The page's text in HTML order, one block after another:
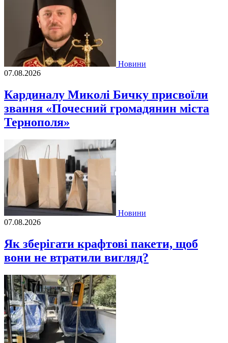
Новини
07.08.2026
Кардиналу Миколі Бичку присвоїли
звання «Почесний громадянин міста
Тернополя»
Новини
07.08.2026
Як зберігати крафтові пакети, щоб
вони не втратили вигляд?